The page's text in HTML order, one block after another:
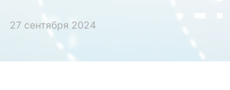
27 сентября 2024